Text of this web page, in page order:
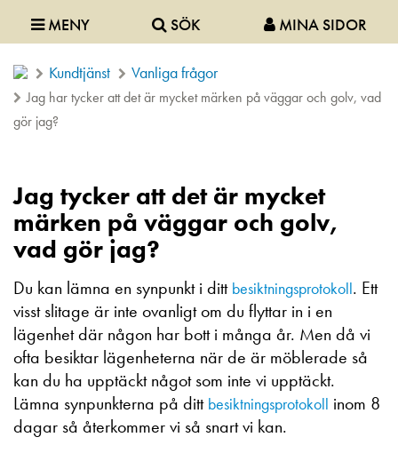
MENY SÖK MINA SIDOR
Kundtjänst Vanliga frågor
Jag har tycker att det är mycket märken på väggar och golv, vad
gör jag?
Jag tycker att det är mycket
märken på väggar och golv,
vad gör jag?
Du kan lämna en synpunkt i ditt besiktningsprotokoll. Ett
visst slitage är inte ovanligt om du flyttar in i en
lägenhet där någon har bott i många år. Men då vi
ofta besiktar lägenheterna när de är möblerade så
kan du ha upptäckt något som inte vi upptäckt.
Lämna synpunkterna på ditt besiktningsprotokoll inom 8
dagar så återkommer vi så snart vi kan.